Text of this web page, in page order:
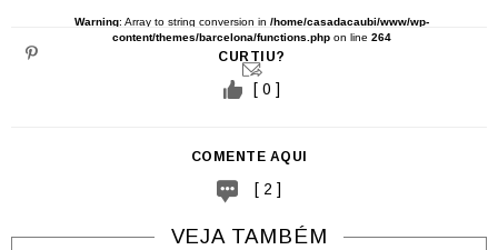
Warning: Array to string conversion in /home/casadacaubi/www/wp-
content/themes/barcelona/functions.php on line 264
CURTIU?
[ 0 ]
COMENTE AQUI
[ 2 ]
VEJA TAMBÉM